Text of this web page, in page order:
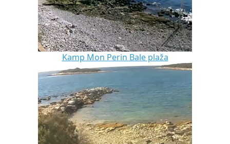
Kamp Mon Perin Bale plaža